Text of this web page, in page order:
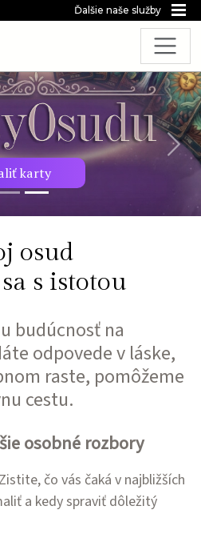
Ďalšie naše služby
karty
osud
s istotou
budúcnosť na
odpovede v láske,
raste, pomôžeme
cestu.
osobné rozbory
čo vás čaká v najbližších
a kedy spraviť dôležitý